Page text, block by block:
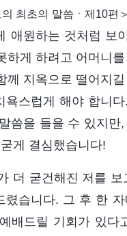
최초의 말씀ㆍ제10편
애원하는 것처럼 보
게 하려고 어머니
지옥으로 떨어지
스럽게 해야 합니
씀을 들을 수 있지
게 결심했습니다!
더 굳건해진 저를
습니다. 그 후 한
배드릴 기회가 있다